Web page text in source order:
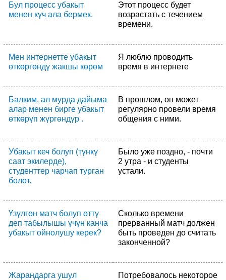
Бул процесс убакыт
менен күч ала бермек.
Этот процесс будет
возрастать с течением
времени.
Мен интернетте убакыт
өткөргөндү жакшы көрөм
Я люблю проводить
время в интернете
Балким, ал мурда дайыма
алар менен бирге убакыт
өткөрүп жүргөндүр .
В прошлом, он может
регулярно провели время
общения с ними.
Убакыт кеч болуп (түнкү
саат экилерде),
студенттер чарчап турган
болот.
Было уже поздно, - почти
2 утра - и студенты
устали.
Үзүлгөн матч болуп өттү
деп табылышы үчүн канча
убакыт ойнолушу керек?
Сколько времени
прерванный матч должен
быть проведен до считать
законченной?
Жарандарга ушул
Потребовалось некоторое